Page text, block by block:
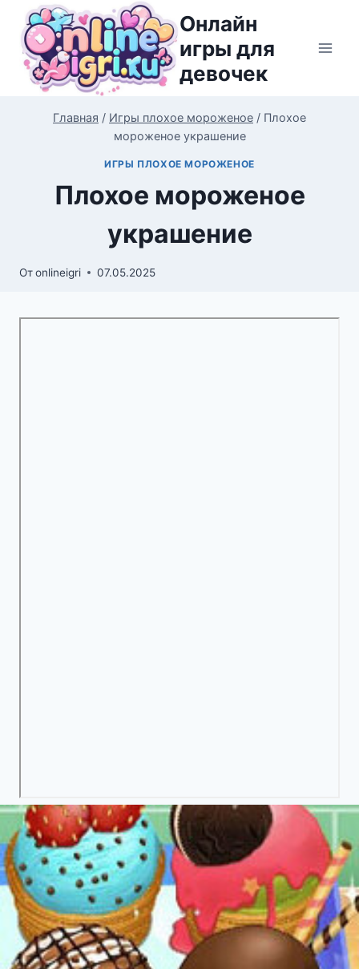
Перейти
содержимому
Онлайн
игры для
девочек
Главная / Игры плохое мороженое / Плохое
мороженое украшение
ИГРЫ ПЛОХОЕ МОРОЖЕНОЕ
Плохое мороженое
украшение
Отonlineigri 07.05.2025